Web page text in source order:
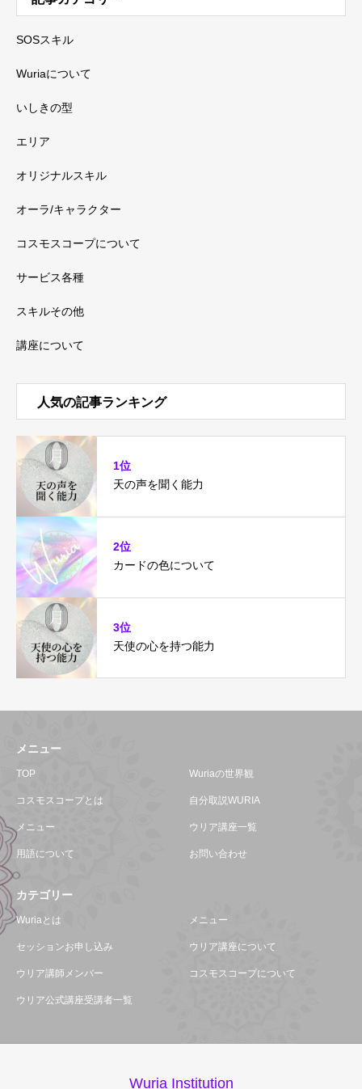
SOSスキル
Wuriaについて
いしきの型
エリア
オリジナルスキル
オーラ/キャラクター
コスモスコープについて
サービス各種
スキルその他
講座について
人気の記事ランキング
1位
天の声を聞く能力
2位
カードの色について
3位
天使の心を持つ能力
メニュー
TOP Wuriaの世界観
コスモスコープとは 自分取説WURIA
メニュー ウリア講座一覧
用語について お問い合わせ
カテゴリー
Wuriaとは メニュー
セッションお申し込み ウリア講座について
ウリア講師メンバー コスモスコープについて
ウリア公式講座受講者一覧
Wuria Institution